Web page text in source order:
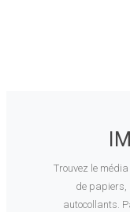
Trouvez le
de papiers,
autocollants.